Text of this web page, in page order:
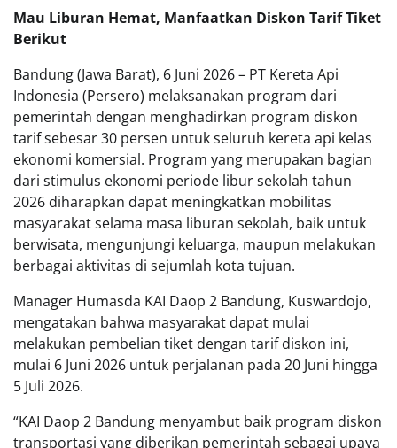
Mau Liburan Hemat, Manfaatkan Diskon Tarif Tiket
Berikut
Bandung (Jawa Barat), 6 Juni 2026 – PT Kereta Api
Indonesia (Persero) melaksanakan program dari
pemerintah dengan menghadirkan program diskon
tarif sebesar 30 persen untuk seluruh kereta api kelas
ekonomi komersial. Program yang merupakan bagian
dari stimulus ekonomi periode libur sekolah tahun
2026 diharapkan dapat meningkatkan mobilitas
masyarakat selama masa liburan sekolah, baik untuk
berwisata, mengunjungi keluarga, maupun melakukan
berbagai aktivitas di sejumlah kota tujuan.
Manager Humasda KAI Daop 2 Bandung, Kuswardojo,
mengatakan bahwa masyarakat dapat mulai
melakukan pembelian tiket dengan tarif diskon ini,
mulai 6 Juni 2026 untuk perjalanan pada 20 Juni hingga
5 Juli 2026.
“KAI Daop 2 Bandung menyambut baik program diskon
transportasi yang diberikan pemerintah sebagai upaya